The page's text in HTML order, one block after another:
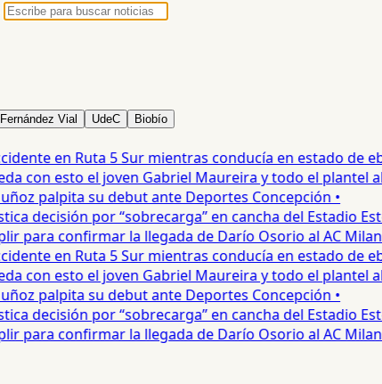
Fernández Vial UdeC Biobío
en Ruta 5 Sur mientras conducía en estado de
con esto el joven Gabriel Maureira y todo el plantel
palpita su debut ante Deportes Concepción •
decisión por “sobrecarga” en cancha del Estadio Ester
confirmar la llegada de Darío Osorio al AC Milan •
en Ruta 5 Sur mientras conducía en estado de
con esto el joven Gabriel Maureira y todo el plantel
palpita su debut ante Deportes Concepción •
decisión por “sobrecarga” en cancha del Estadio Ester
confirmar la llegada de Darío Osorio al AC Milan •